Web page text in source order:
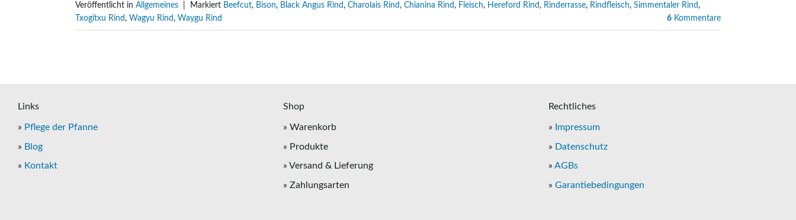
Veröffentlicht in Allgemeines Markiert Beefcut, Bison, Black Angus Rind , Charolais Rind , Chianina Rind , Fleisch, Hereford Rind , Rinderrasse, Rindfleisch, Simmentaler Rind ,
Txogitxu Rind , Wagyu Rind , Waygu Rind 6Kommentare
Links
» Pflege der Pfanne
» Blog
» Kontakt
Shop
» Warenkorb
» Produkte
» Versand & Lieferung
» Zahlungsarten
Rechtliches
» Impressum
» Datenschutz
» AGBs
» Garantiebedingungen